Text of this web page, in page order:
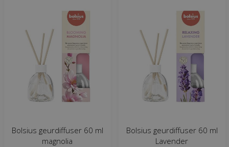
Bolsius geurdiffuser 60 ml
magnolia
Bolsius geurdiffuser 60 ml
Lavender